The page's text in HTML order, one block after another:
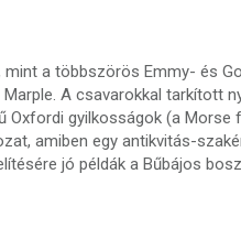
a többszörös Emmy- és
A csavarokkal tarkított
Oxfordi gyilkosságok (a Morse
amiben egy antikvitás-
jó példák a Bűbájos